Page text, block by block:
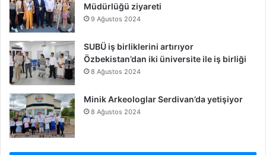
Müdürlüğü ziyareti
9 Ağustos 2024
SUBÜ iş birliklerini artırıyor
Özbekistan’dan iki üniversite ile iş birliği
8 Ağustos 2024
Minik Arkeologlar Serdivan’da yetişiyor
8 Ağustos 2024